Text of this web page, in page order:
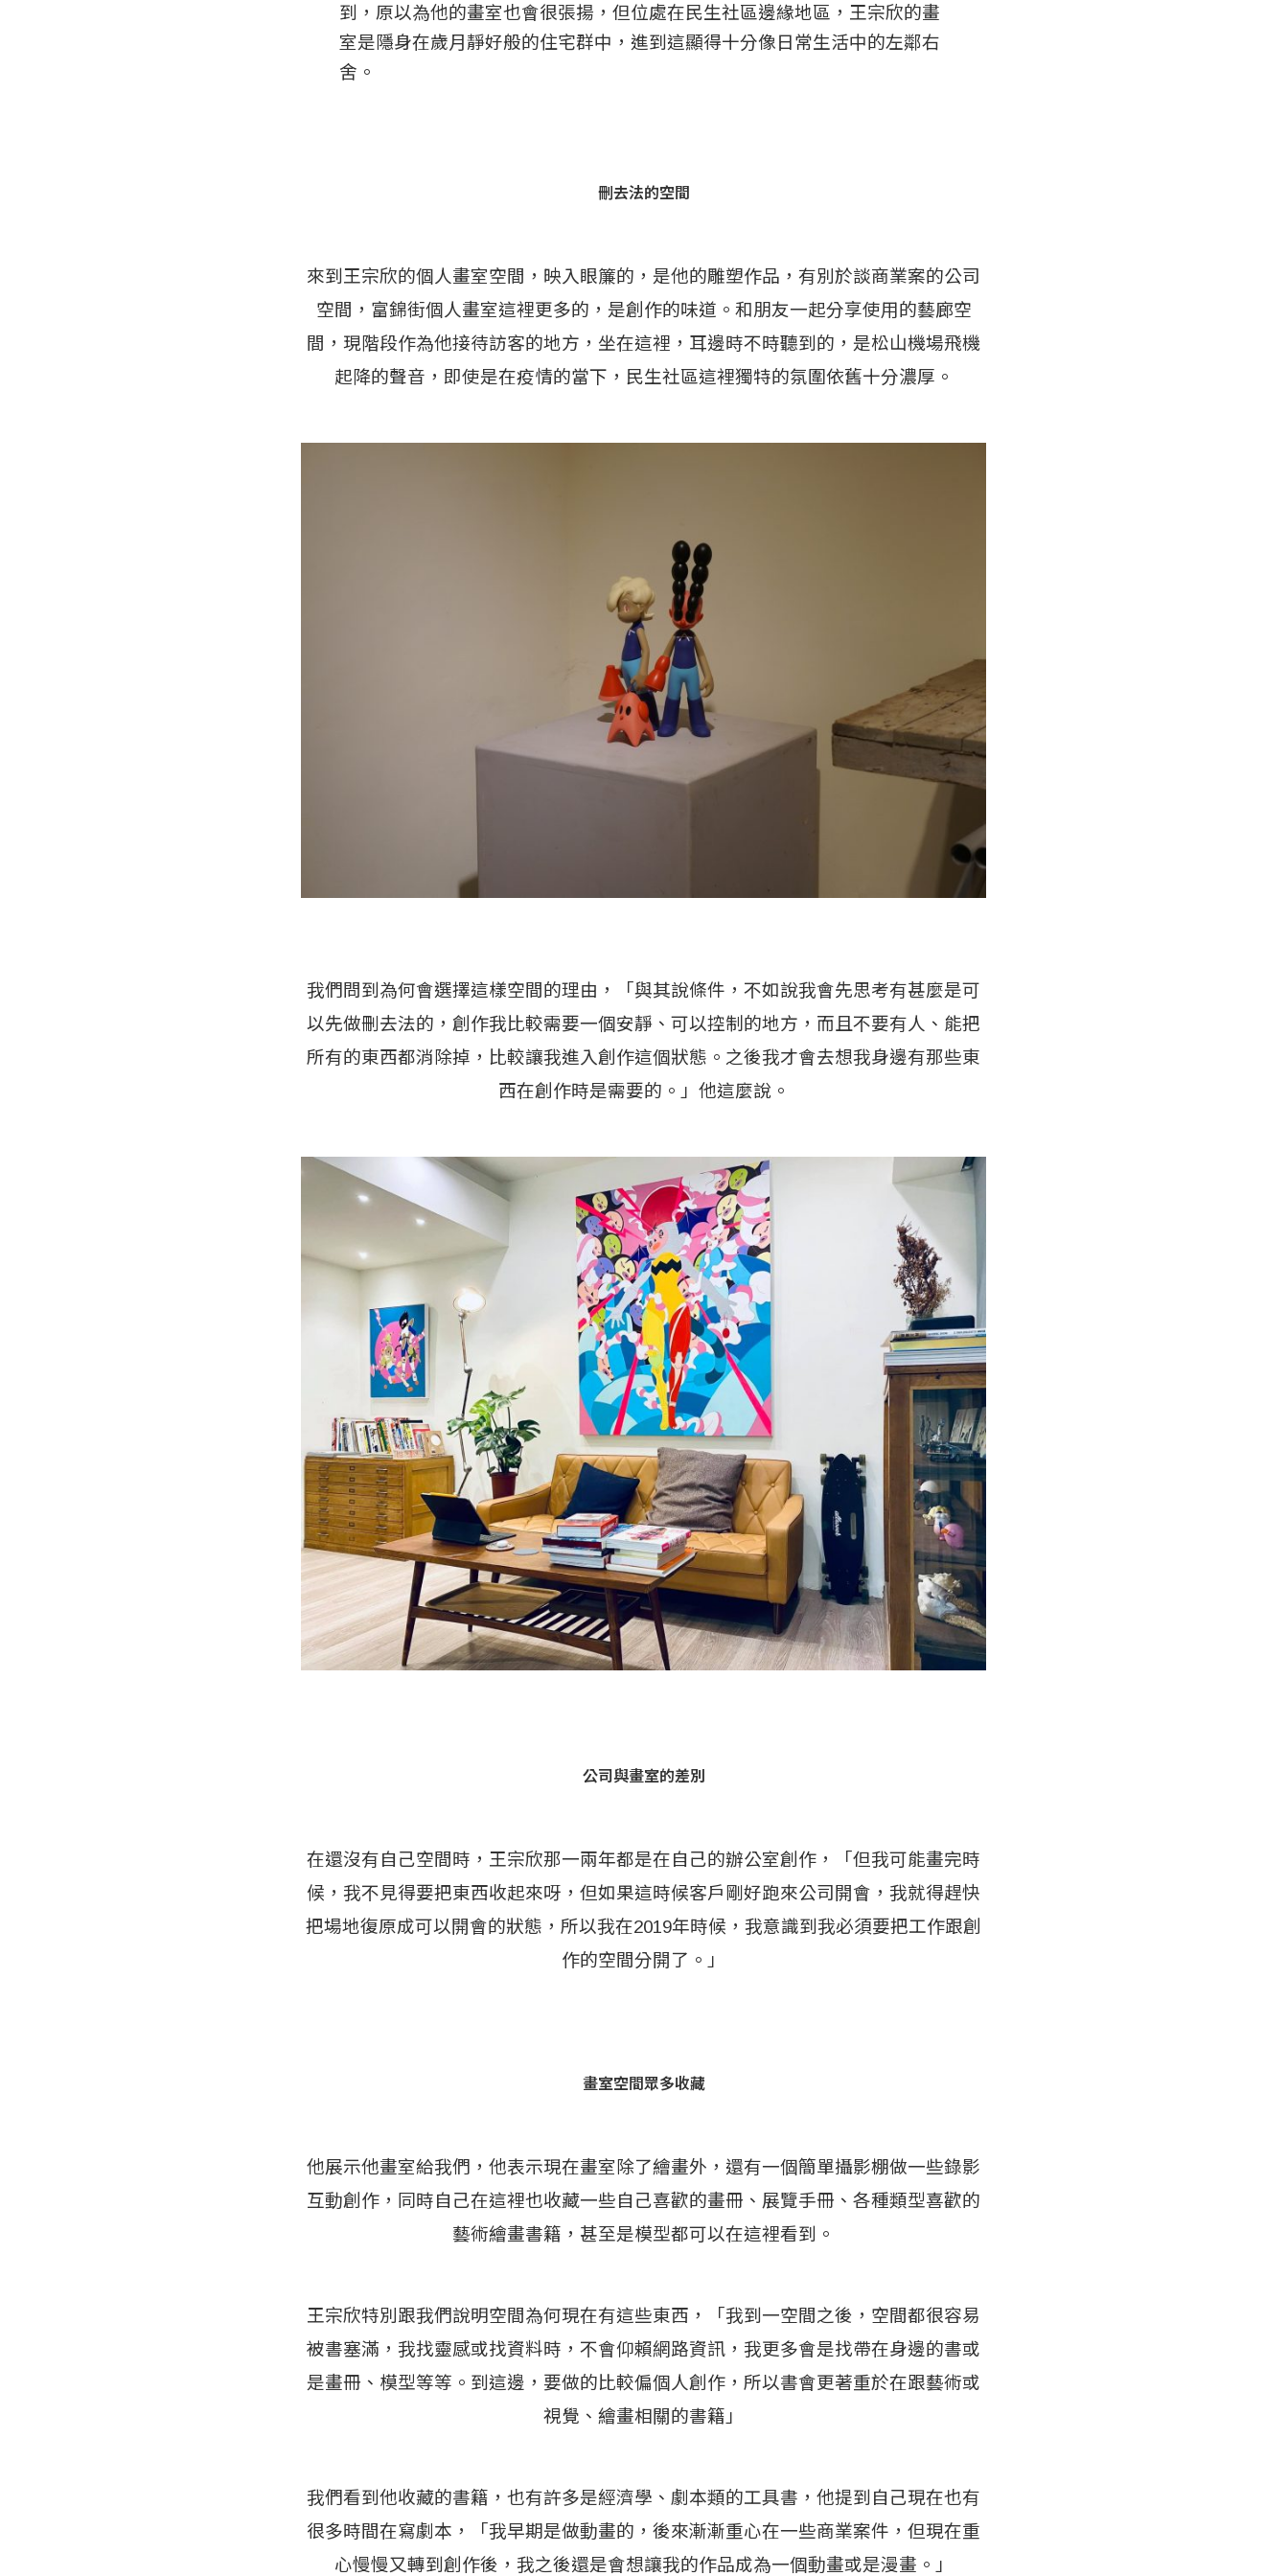
到，原以為他的畫室也會很張揚，但位處在民生社區邊緣地區，王宗欣的畫
室是隱身在歲月靜好般的住宅群中，進到這顯得十分像日常生活中的左鄰右
舍。
刪去法的空間
來到王宗欣的個人畫室空間，映入眼簾的，是他的雕塑作品，有別於談商業案的公司
空間，富錦街個人畫室這裡更多的，是創作的味道。和朋友一起分享使用的藝廊空
間，現階段作為他接待訪客的地方，坐在這裡，耳邊時不時聽到的，是松山機場飛機
起降的聲音，即使是在疫情的當下，民生社區這裡獨特的氛圍依舊十分濃厚。
我們問到為何會選擇這樣空間的理由，「與其說條件，不如說我會先思考有甚麼是可
以先做刪去法的，創作我比較需要一個安靜、可以控制的地方，而且不要有人、能把
所有的東西都消除掉，比較讓我進入創作這個狀態。之後我才會去想我身邊有那些東
西在創作時是需要的。」他這麼說。
公司與畫室的差別
在還沒有自己空間時，王宗欣那一兩年都是在自己的辦公室創作，「但我可能畫完時
候，我不見得要把東西收起來呀，但如果這時候客戶剛好跑來公司開會，我就得趕快
把場地復原成可以開會的狀態，所以我在2019年時候，我意識到我必須要把工作跟創
作的空間分開了。」
畫室空間眾多收藏
他展示他畫室給我們，他表示現在畫室除了繪畫外，還有一個簡單攝影棚做一些錄影
互動創作，同時自己在這裡也收藏一些自己喜歡的畫冊、展覽手冊、各種類型喜歡的
藝術繪畫書籍，甚至是模型都可以在這裡看到。
王宗欣特別跟我們說明空間為何現在有這些東西，「我到一空間之後，空間都很容易
被書塞滿，我找靈感或找資料時，不會仰賴網路資訊，我更多會是找帶在身邊的書或
是畫冊、模型等等。到這邊，要做的比較偏個人創作，所以書會更著重於在跟藝術或
視覺、繪畫相關的書籍」
我們看到他收藏的書籍，也有許多是經濟學、劇本類的工具書，他提到自己現在也有
很多時間在寫劇本，「我早期是做動畫的，後來漸漸重心在一些商業案件，但現在重
心慢慢又轉到創作後，我之後還是會想讓我的作品成為一個動畫或是漫畫。」